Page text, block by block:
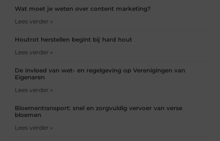
Wat moet je weten over content marketing?
Lees verder »
Houtrot herstellen begint bij hard hout
Lees verder »
De invloed van wet- en regelgeving op Verenigingen van
Eigenaren
Lees verder »
Bloementransport: snel en zorgvuldig vervoer van verse
bloemen
Lees verder »